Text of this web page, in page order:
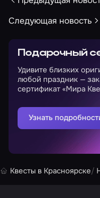
Следующая новость
Подарочный
Удивите близких
любой праздник —
сертификат «Мира
Узнать
Квесты в Красноярске